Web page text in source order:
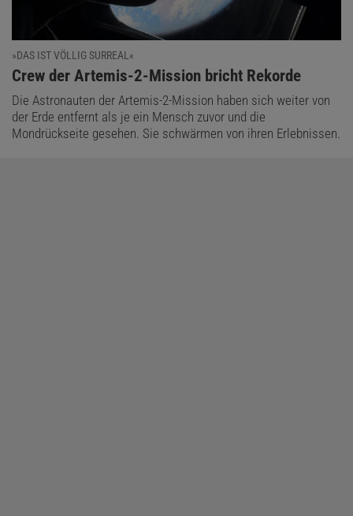
»DAS IST VÖLLIG SURREAL«
:
Crew der Artemis-2-Mission bricht Rekorde
Die Astronauten der Artemis-2-Mission haben sich weiter von
der Erde entfernt als je ein Mensch zuvor und die
Mondrückseite gesehen. Sie schwärmen von ihren Erlebnissen.